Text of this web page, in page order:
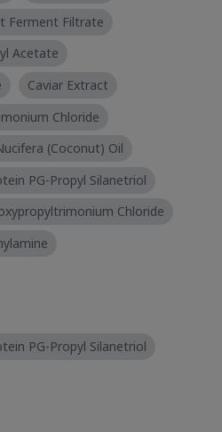
Ferment Filtrate
Acetate
Caviar Extract
Chloride
(Coconut) Oil
PG-Propyl Silanetriol
Chloride
PG-Propyl Silanetriol